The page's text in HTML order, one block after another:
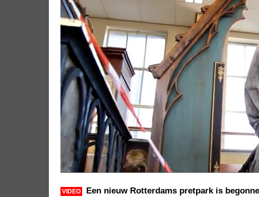
VIDEO
Een nieuw Rotterdams pretpark is